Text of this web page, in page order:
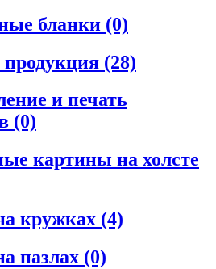
бланки (0)
(28)
и печать
(0)
картины на холсте
кружках (4)
пазлах (0)